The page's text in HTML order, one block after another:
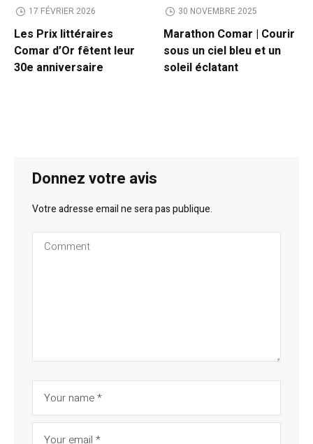
17 FÉVRIER 2026
Les Prix littéraires
Comar d’Or fêtent leur
30e anniversaire
30 NOVEMBRE 2025
Marathon Comar | Courir
sous un ciel bleu et un
soleil éclatant
Donnez votre avis
Votre adresse email ne sera pas publique.